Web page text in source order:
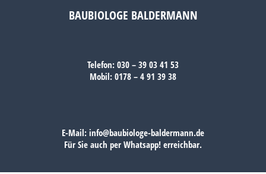
BAUBIOLOGE BALDERMANN
Telefon: 030 – 39 03 41 53
Mobil: 0178 – 4 91 39 38
E-Mail: info@baubiologe-baldermann.de
Für Sie auch per Whatsapp! erreichbar.